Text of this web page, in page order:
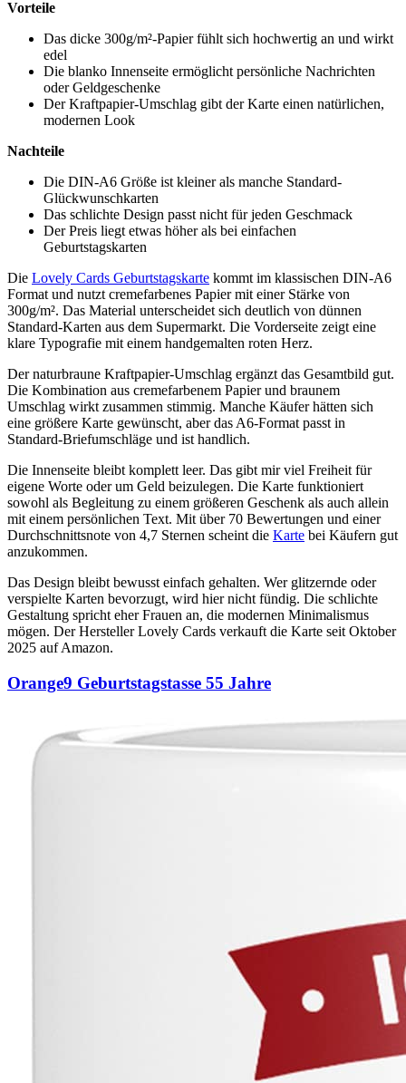
Vorteile
Das dicke 300g/m²-Papier fühlt sich hochwertig an und wirkt
edel
Die blanko Innenseite ermöglicht persönliche Nachrichten
oder Geldgeschenke
Der Kraftpapier-Umschlag gibt der Karte einen natürlichen,
modernen Look
Nachteile
Die DIN-A6 Größe ist kleiner als manche Standard-
Glückwunschkarten
Das schlichte Design passt nicht für jeden Geschmack
Der Preis liegt etwas höher als bei einfachen
Geburtstagskarten
Die Lovely Cards Geburtstagskarte kommt im klassischen DIN-A6
Format und nutzt cremefarbenes Papier mit einer Stärke von
300g/m². Das Material unterscheidet sich deutlich von dünnen
Standard-Karten aus dem Supermarkt. Die Vorderseite zeigt eine
klare Typografie mit einem handgemalten roten Herz.
Der naturbraune Kraftpapier-Umschlag ergänzt das Gesamtbild gut.
Die Kombination aus cremefarbenem Papier und braunem
Umschlag wirkt zusammen stimmig. Manche Käufer hätten sich
eine größere Karte gewünscht, aber das A6-Format passt in
Standard-Briefumschläge und ist handlich.
Die Innenseite bleibt komplett leer. Das gibt mir viel Freiheit für
eigene Worte oder um Geld beizulegen. Die Karte funktioniert
sowohl als Begleitung zu einem größeren Geschenk als auch allein
mit einem persönlichen Text. Mit über 70 Bewertungen und einer
Durchschnittsnote von 4,7 Sternen scheint die Karte bei Käufern gut
anzukommen.
Das Design bleibt bewusst einfach gehalten. Wer glitzernde oder
verspielte Karten bevorzugt, wird hier nicht fündig. Die schlichte
Gestaltung spricht eher Frauen an, die modernen Minimalismus
mögen. Der Hersteller Lovely Cards verkauft die Karte seit Oktober
2025 auf Amazon.
Orange9 Geburtstagstasse 55 Jahre